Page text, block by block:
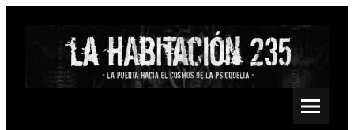
Saltar
Psychedelic, Stoner, Doom, Sludge, Fuzz, Space, Drone